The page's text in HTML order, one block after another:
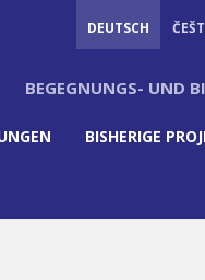
DEUTSCH
BEGEGNUNGS- UND
BISHERIGE